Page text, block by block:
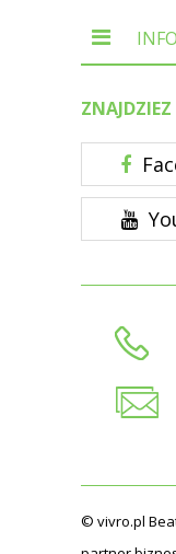
© vivro.pl